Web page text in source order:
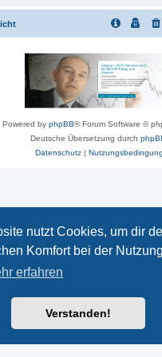
nutzt Cookies, um dir
Komfort bei der
erfahren
Verstanden!
Powered by phpBB® Forum Software ©
Deutsche Übersetzung durch
Datenschutz|